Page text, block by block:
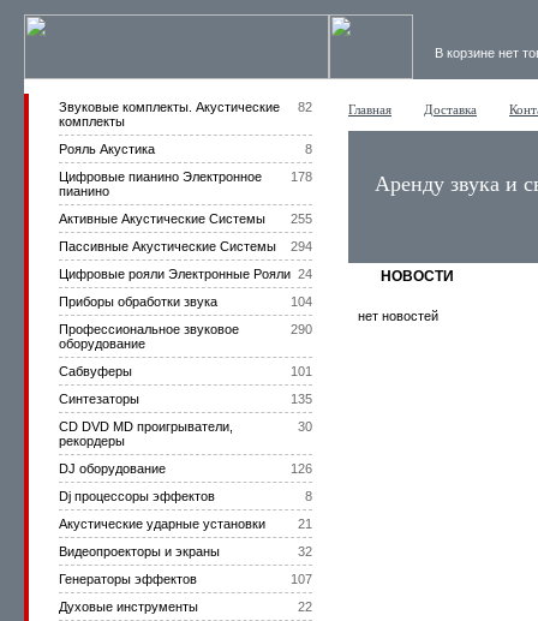
В корзине нет
82
Звуковые комплекты. Акустические
комплекты
8
Рояль Акустика
178
Цифровые пианино Электронное
пианино
255
Активные Акустические Системы
294
Пассивные Акустические Системы
24
Цифровые рояли Электронные Рояли
104
Приборы обработки звука
290
Профессиональное звуковое
оборудование
101
Сабвуферы
135
Синтезаторы
30
CD DVD MD проигрыватели,
рекордеры
126
DJ оборудование
8
Dj процессоры эффектов
21
Акустические ударные установки
32
Видеопроекторы и экраны
107
Генераторы эффектов
22
Духовые инструменты
Главная Доставка
Аренду звука и
НОВОСТИ
нет новостей